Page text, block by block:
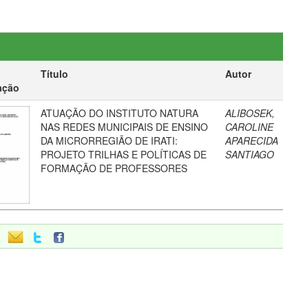
Título Autor
ATUAÇÃO DO INSTITUTO NATURA
NAS REDES MUNICIPAIS DE ENSINO
DA MICRORREGIÃO DE IRATI:
PROJETO TRILHAS E POLÍTICAS DE
FORMAÇÃO DE PROFESSORES
ALIBOSEK,
CAROLINE
APARECIDA
SANTIAGO